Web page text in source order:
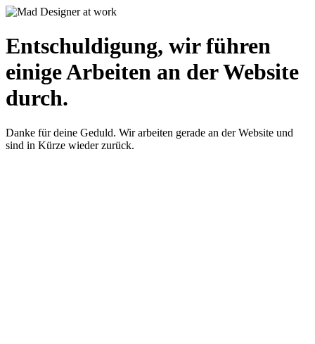
Entschuldigung, wir führen
einige Arbeiten an der Website
durch.
Danke für deine Geduld. Wir arbeiten gerade an der Website und
sind in Kürze wieder zurück.